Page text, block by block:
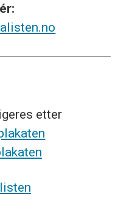
etter